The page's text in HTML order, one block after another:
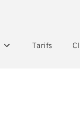
Tarifs